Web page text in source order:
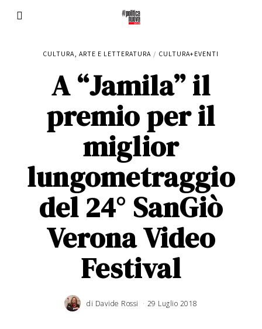
CULTURA, ARTE E LETTERATURA / CULTURA+EVENTI
A “Jamila” il
premio per il
miglior
lungometraggio
del 24° SanGiò
Verona Video
Festival
di Davide Rossi 29 Luglio 2018